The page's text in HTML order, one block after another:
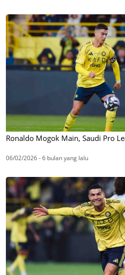
Ronaldo Mogok Main, Saudi Pro
06/02/2026 - 6 bulan yang lalu